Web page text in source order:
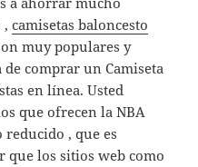
,camisetas baloncesto
muy populares y
comprar un Camiseta
en línea. Usted
que ofrecen la NBA
reducido , que es
que los sitios web como